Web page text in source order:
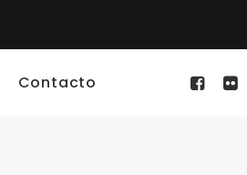
Contacto